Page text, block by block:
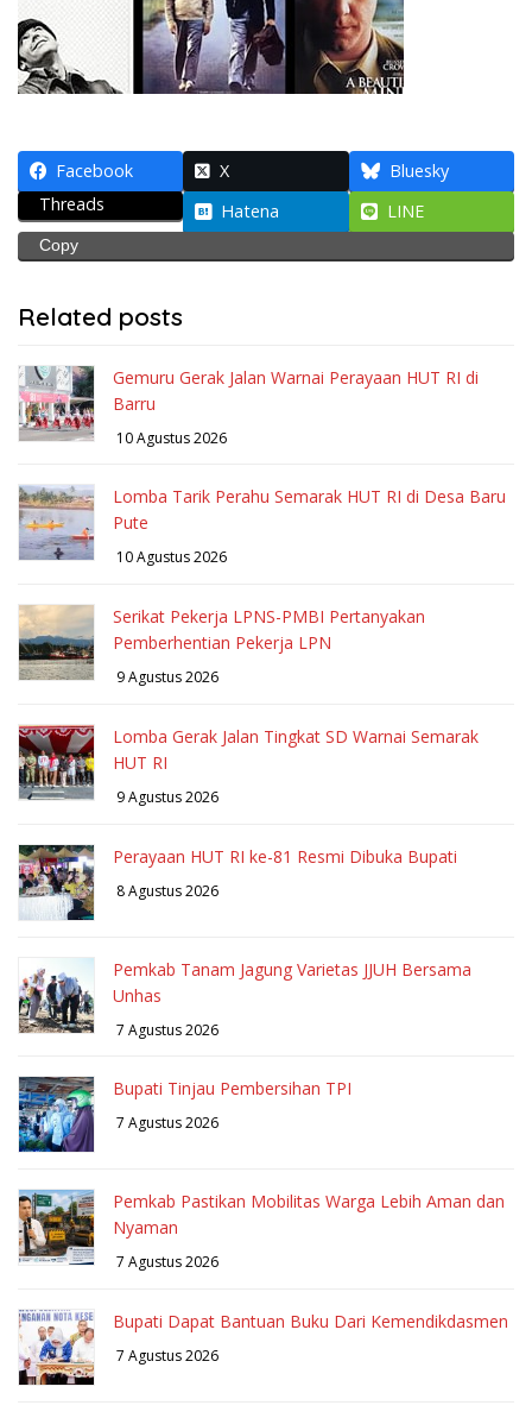
Facebook X
Bluesky
Threads
Hatena LINE
Copy
Related posts
Gemuru Gerak Jalan Warnai Perayaan HUT RI di
Barru
10 Agustus 2026
Lomba Tarik Perahu Semarak HUT RI di Desa Baru
Pute
10 Agustus 2026
Serikat Pekerja LPNS-PMBI Pertanyakan
Pemberhentian Pekerja LPN
9 Agustus 2026
Lomba Gerak Jalan Tingkat SD Warnai Semarak
HUT RI
9 Agustus 2026
Perayaan HUT RI ke-81 Resmi Dibuka Bupati
8 Agustus 2026
Pemkab Tanam Jagung Varietas JJUH Bersama
Unhas
7 Agustus 2026
Bupati Tinjau Pembersihan TPI
7 Agustus 2026
Pemkab Pastikan Mobilitas Warga Lebih Aman dan
Nyaman
7 Agustus 2026
Bupati Dapat Bantuan Buku Dari Kemendikdasmen
7 Agustus 2026